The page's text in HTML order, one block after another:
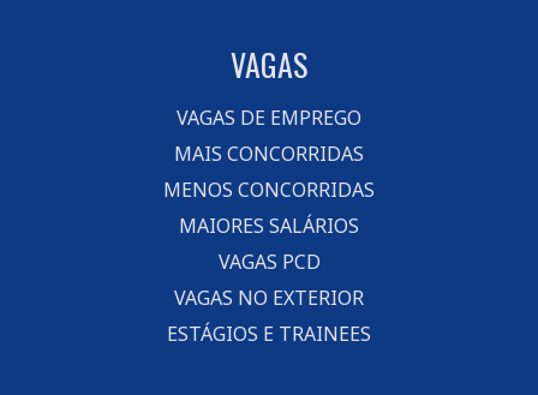
VAGAS
VAGAS DE EMPREGO
MAIS CONCORRIDAS
MENOS CONCORRIDAS
MAIORES SALÁRIOS
VAGAS PCD
VAGAS NO EXTERIOR
ESTÁGIOS E TRAINEES